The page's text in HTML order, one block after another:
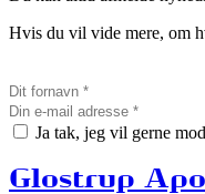
Hvis du vil vide mere, om
Ja tak, jeg vil gerne
Glostrup